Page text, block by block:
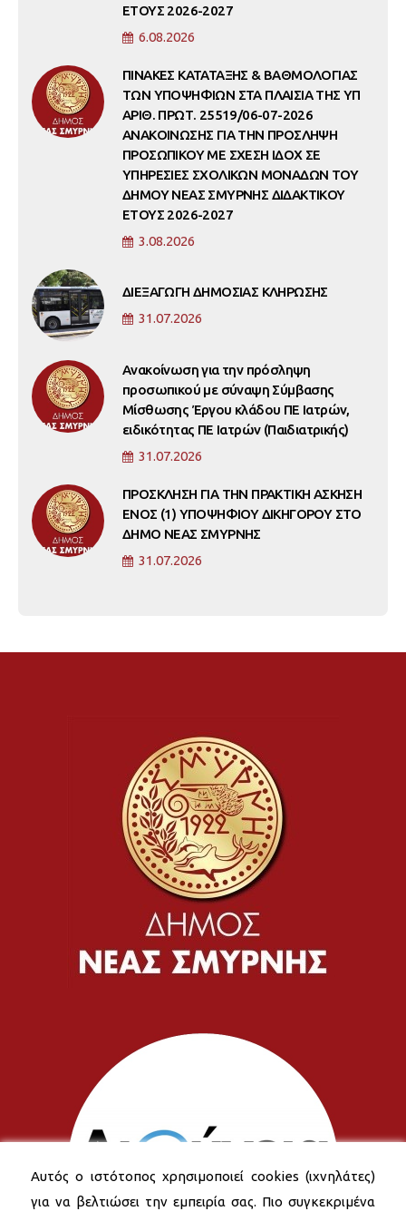
ΕΤΟΥΣ 2026-2027
6.08.2026
ΠΙΝΑΚΕΣ ΚΑΤΑΤΑΞΗΣ & ΒΑΘΜΟΛΟΓΙΑΣ
ΤΩΝ ΥΠΟΨΗΦΙΩΝ ΣΤΑ ΠΛΑΙΣΙΑ ΤΗΣ ΥΠ
ΑΡΙΘ. ΠΡΩΤ. 25519/06-07-2026
ΑΝΑΚΟΙΝΩΣΗΣ ΓΙΑ ΤΗΝ ΠΡΟΣΛΗΨΗ
ΠΡΟΣΩΠΙΚΟΥ ΜΕ ΣΧΕΣΗ ΙΔΟΧ ΣΕ
ΥΠΗΡΕΣΙΕΣ ΣΧΟΛΙΚΩΝ ΜΟΝΑΔΩΝ ΤΟΥ
ΔΗΜΟΥ ΝΕΑΣ ΣΜΥΡΝΗΣ ΔΙΔΑΚΤΙΚΟΥ
ΕΤΟΥΣ 2026-2027
3.08.2026
ΔΙΕΞΑΓΩΓΗ ΔΗΜΟΣΙΑΣ ΚΛΗΡΩΣΗΣ
31.07.2026
Ανακοίνωση για την πρόσληψη
προσωπικού με σύναψη Σύμβασης
Μίσθωσης Έργου κλάδου ΠΕ Ιατρών,
ειδικότητας ΠΕ Ιατρών (Παιδιατρικής)
31.07.2026
ΠΡΟΣΚΛΗΣΗ ΓΙΑ ΤΗΝ ΠΡΑΚΤΙΚΗ ΑΣΚΗΣΗ
ΕΝΟΣ (1) ΥΠΟΨΗΦΙΟΥ ΔΙΚΗΓΟΡΟΥ ΣΤΟ
ΔΗΜΟ ΝΕΑΣ ΣΜΥΡΝΗΣ
31.07.2026
Αυτός ο ιστότοπος χρησιμοποιεί cookies (ιχνηλάτες)
για να βελτιώσει την εμπειρία σας. Πιο συγκεκριμένα